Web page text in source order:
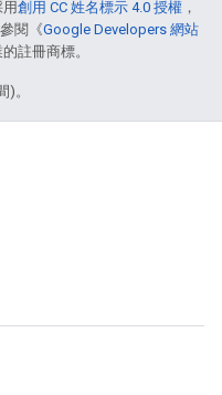
創用 CC 姓名標示 4.0 授權 ，
閱《Google Developers 網站
註冊商標。
)。